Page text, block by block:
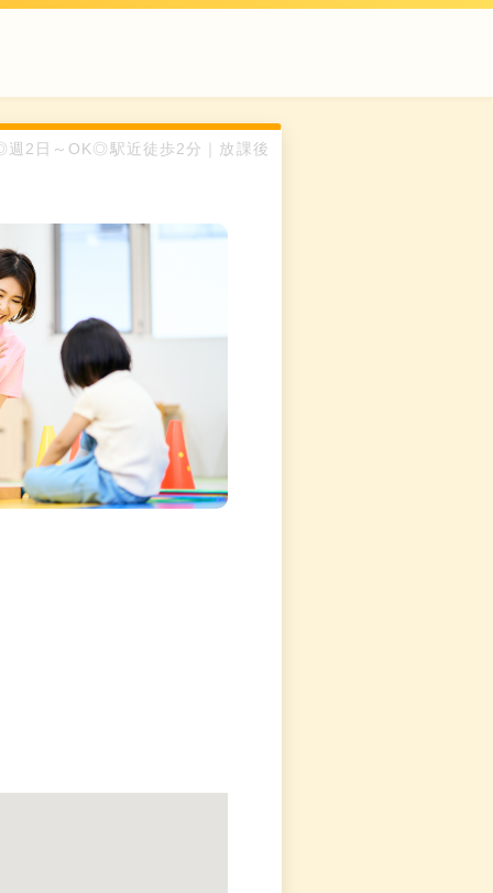
2日～OK◎駅近徒歩2分｜放課後